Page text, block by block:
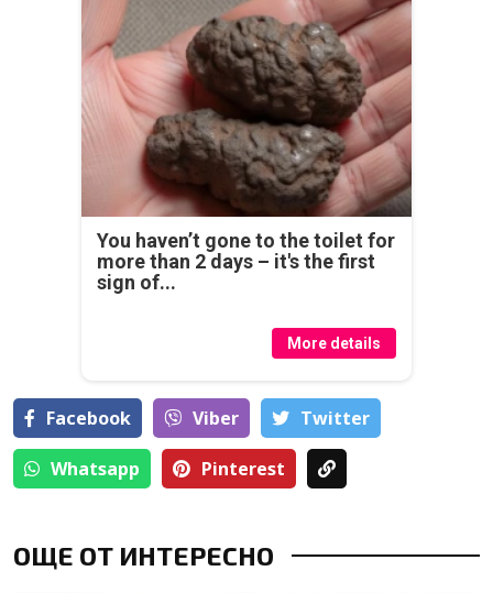
You haven’t gone to the toilet for
more than 2 days – it's the first
sign of...
More details
Facebook Viber Тwitter
Whatsapp Pinterest
ОЩЕ ОТ ИНТЕРЕСНО